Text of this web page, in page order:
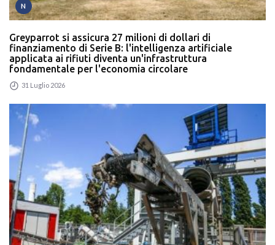
N
Greyparrot si assicura 27 milioni di dollari di
finanziamento di Serie B: l'intelligenza artificiale
applicata ai rifiuti diventa un'infrastruttura
fondamentale per l'economia circolare
31 Luglio 2026